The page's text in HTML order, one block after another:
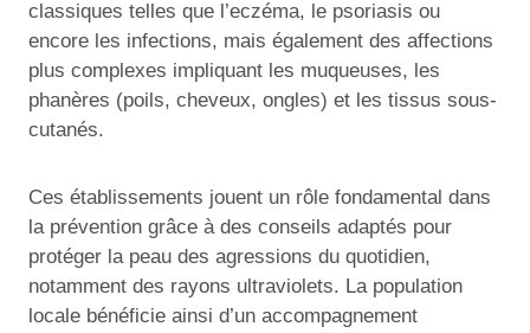
classiques telles que l’eczéma, le psoriasis ou
encore les infections, mais également des affections
plus complexes impliquant les muqueuses, les
phanères (poils, cheveux, ongles) et les tissus sous-
cutanés.
Ces établissements jouent un rôle fondamental dans
la prévention grâce à des conseils adaptés pour
protéger la peau des agressions du quotidien,
notamment des rayons ultraviolets. La population
locale bénéficie ainsi d’un accompagnement